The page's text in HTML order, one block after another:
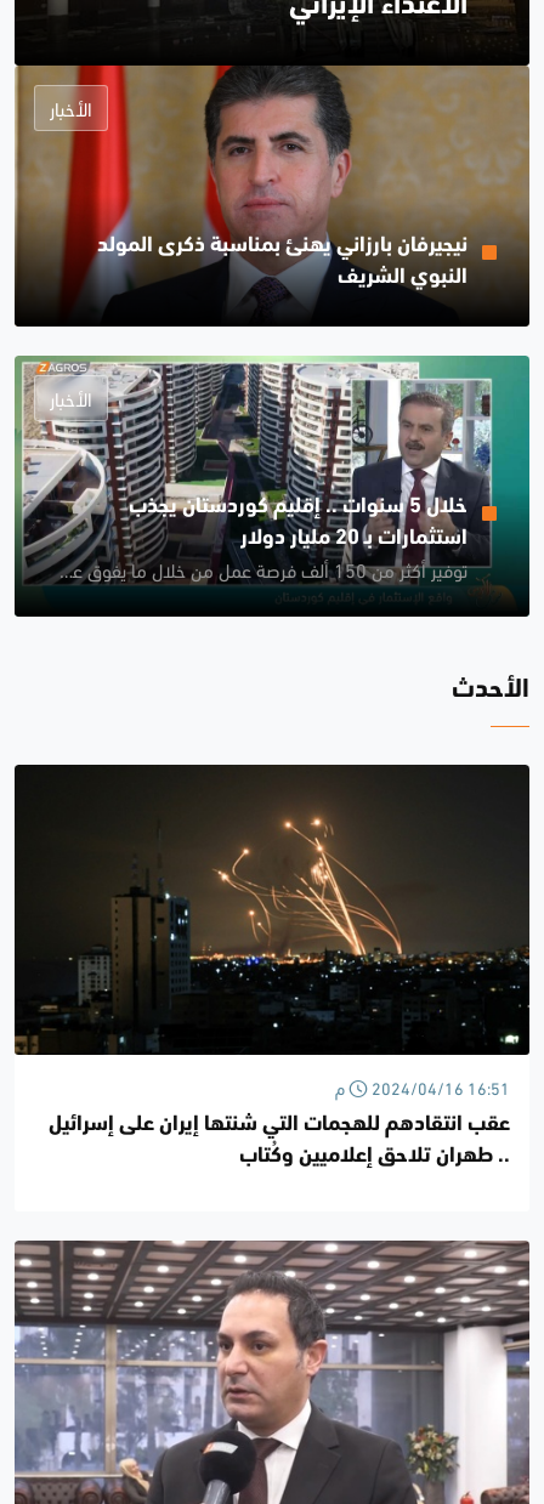
الاعتداء الإيراني
الأخبار
نيجيرفان بارزاني يهنئ بمناسبة ذكرى المولد
النبوي الشريف
الأخبار
خلال 5 سنوات .. إقليم كوردستان يجذب
استثمارات بـ 20 مليار دولار
توفير أكثر من 150 ألف فرصة عمل من خلال ما يفوق عن 412 مشروعاً جديداً
الأحدث
2024/04/16 16:51 م
عقب انتقادهم للهجمات التي شنتها إيران على إسرائيل
.. طهران تلاحق إعلاميين وكُتاب